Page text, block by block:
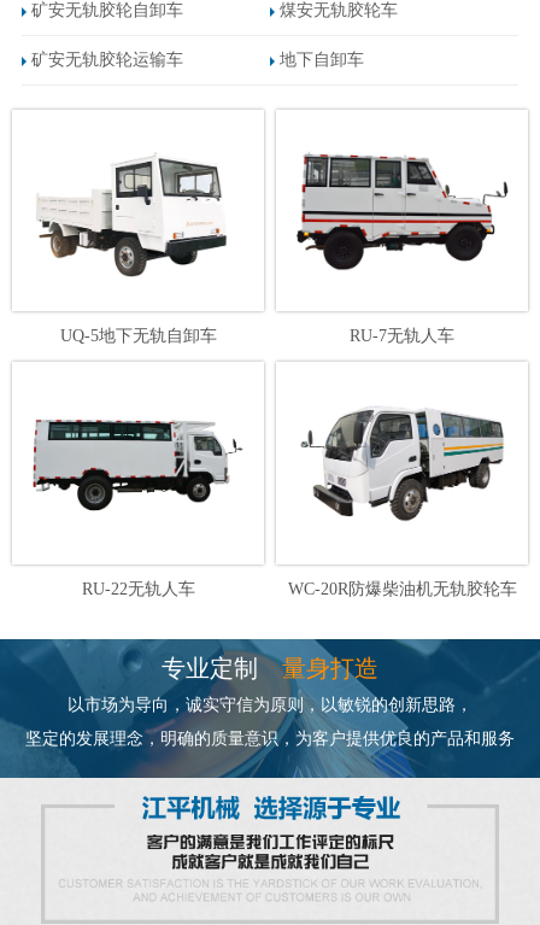
矿安无轨胶轮自卸车 煤安无轨胶轮车
矿安无轨胶轮运输车 地下自卸车
UQ-5地下无轨自卸车 RU-7无轨人车
RU-22无轨人车 WC-20R防爆柴油机无轨胶轮车
专业定制量身打造
以市场为导向，诚实守信为原则，以敏锐的创新思路，
坚定的发展理念，明确的质量意识，为客户提供优良的产品和服务